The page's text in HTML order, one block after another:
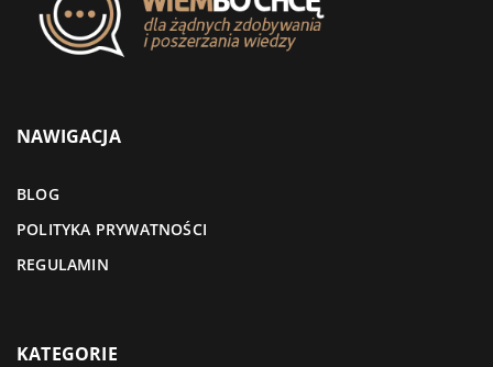
NAWIGACJA
BLOG
POLITYKA PRYWATNOŚCI
REGULAMIN
KATEGORIE